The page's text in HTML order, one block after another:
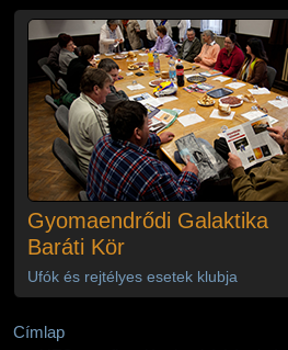
Ugrás a tartalomra
Gyomaendrődi Galaktika
Baráti Kör
Ufók és rejtélyes esetek klubja
Címlap